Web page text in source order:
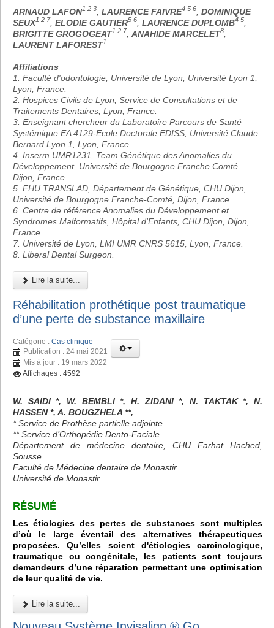
ARNAUD LAFON1 2 3 LAURENCE FAIVRE4 5 6
DOMINIQUE
SEUX1 2 7 ELODIE GAUTIER5 6 LAURENCE DUPLOMB4 5
BRIGITTE GROGOGEAT1 2 7 ANAHIDE MARCELET8
LAURENT LAFOREST1
Affiliations
1. Faculté d'odontologie, Université de Lyon, Université Lyon 1,
Lyon, France.
2. Hospices Civils de Lyon, Service de Consultations et de
Traitements Dentaires, Lyon, France.
3. Enseignant chercheur du Laboratoire Parcours de Santé
Systémique EA 4129-Ecole Doctorale EDISS, Université Claude
Bernard Lyon 1, Lyon, France.
4. Inserm UMR1231, Team Génétique des Anomalies du
Développement, Université de Bourgogne Franche Comté,
Dijon, France.
5. FHU TRANSLAD, Département de Génétique, CHU Dijon,
Université de Bourgogne Franche-Comté, Dijon, France.
6. Centre de référence Anomalies du Développement et
Syndromes Malformatifs, Hôpital d'Enfants, CHU Dijon, Dijon,
France.
7. Université de Lyon, LMI UMR CNRS 5615, Lyon, France.
8. Liberal Dental Surgeon.
Lire la suite...
Réhabilitation prothétique post traumatique
d’une perte de substance maxillaire
Catégorie : Cas clinique
Publication : 24 mai 2021
Mis à jour : 19 mars 2022
Affichages : 4592
W. SAIDI *, W. BEMBLI *, H. ZIDANI *, N. TAKTAK *, N.
HASSEN *, A. BOUGZHELA **,
* Service de Prothèse partielle adjointe
** Service d’Orthopédie Dento-Faciale
Département de médecine dentaire, CHU Farhat Hached,
Sousse
Faculté de Médecine dentaire de Monastir
Université de Monastir
RÉSUMÉ
Les étiologies des pertes de substances sont multiples
d’où le large éventail des alternatives thérapeutiques
proposées. Qu’elles soient d'étiologies carcinologique,
traumatique ou congénitale, les patients sont toujours
demandeurs d’une réparation permettant une optimisation
de leur qualité de vie.
Lire la suite...